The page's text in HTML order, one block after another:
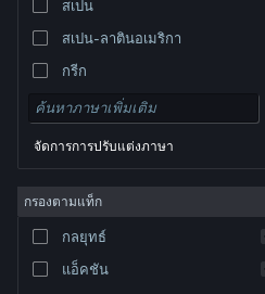
© Valve Corporation สงวนลิขสิทธิ์ เครื่องหมายการค้า
และประเทศอื่น
นโยบายความเป็นส่วนตัว
การช่วยการเข้าถึง|
Steam| การคืนเงิน
สเปน
สเปน-ลาตินอเมริกา
กรีก
จัดการการปรับแต่งภาษา
กรองตามแท็ก
กลยุทธ์
แอ็คชัน